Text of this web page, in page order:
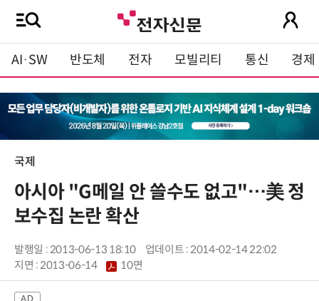
AI·SW 반도체 전자 모빌리티 통신 경제
국제
아시아 "G메일 안 쓸수도 없고"…美 정
보수집 논란 확산
발행일 : 2013-06-13 18:10
업데이트 : 2014-02-14 22:02
지면 :2013-06-14 10면